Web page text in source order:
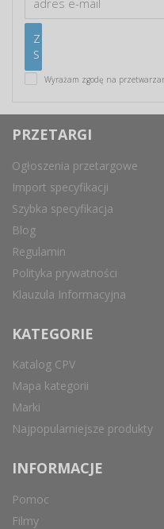
Wyrażam zgodę na
PRZETARGI
Ogłoszenia przetargowe
Import specyfikacji
Szybka specyfikacja
Blog
Regulamin
Polityka prywatności
Klauzula Informacyjna
KATEGORIE
Katalog CPV
Mapa kategorii
Marki
Najpopularniejsze produkty
INFORMACJE
Pomoc
Filmy